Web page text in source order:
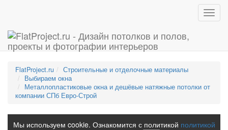
FlatProject.ru
Строительные и отделочные материалы
Выбираем окна
Металлопластиковые окна и дешёвые натяжные потолки от
компании СПб Евро-Строй
Мы используем cookie. Ознакомится с политикой политикой